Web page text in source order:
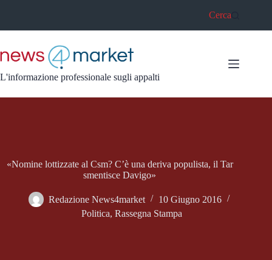
Cerca
L'informazione professionale sugli appalti
«Nomine lottizzate al Csm? C’è una deriva populista, il Tar
smentisce Davigo»
Redazione News4market
10 Giugno 2016
Politica,Rassegna Stampa